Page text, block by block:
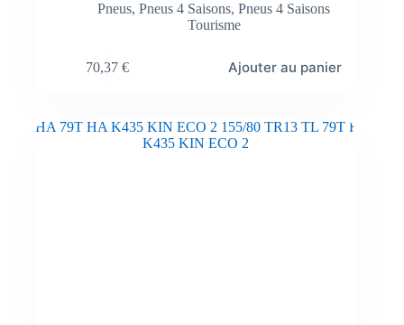
Pneus,Pneus 4 Saisons,Pneus 4 Saisons
Tourisme
70,37 € Ajouter au panier